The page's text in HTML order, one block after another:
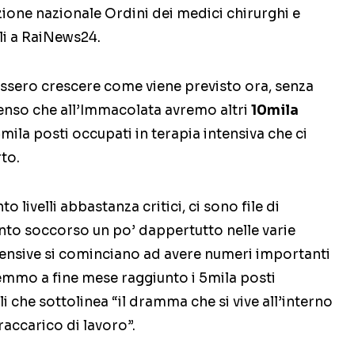
nazionale Ordini dei medici chirurghi e
RaiNews24.
crescere come viene previsto ora, senza
che all’Immacolata avremo altri 10mila
posti occupati in terapia intensiva che ci
livelli abbastanza critici, ci sono file di
soccorso un po’ dappertutto nelle varie
si cominciano ad avere numeri importanti
a fine mese raggiunto i 5mila posti
che sottolinea “il dramma che si vive all’interno
di lavoro”.